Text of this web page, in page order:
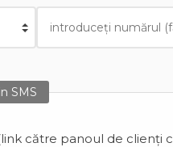
SMS
către panoul de clienți